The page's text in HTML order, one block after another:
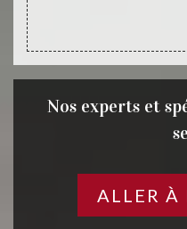
Nos experts et
ALLER À